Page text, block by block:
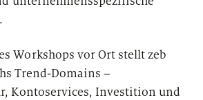
Workshops vor Ort stellt zeb
Trend-Domains –
Kontoservices, Investition und